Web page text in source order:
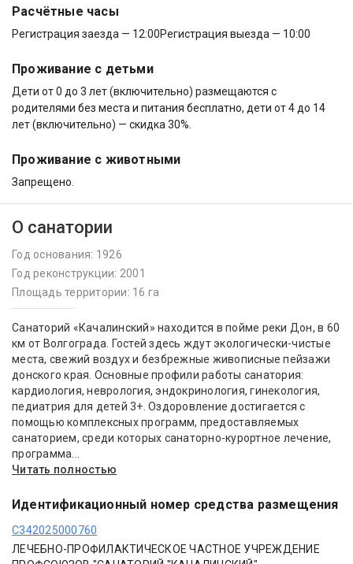
Расчётные часы
Регистрация заезда — 12:00Регистрация выезда — 10:00
Проживание с детьми
Дети от 0 до 3 лет (включительно) размещаются с
родителями без места и питания бесплатно, дети от 4 до 14
лет (включительно) — скидка 30%.
Проживание с животными
Запрещено.
О санатории
Год основания: 1926
Год реконструкции: 2001
Площадь территории: 16 га
Санаторий «Качалинский» находится в пойме реки Дон, в 60
км от Волгограда. Гостей здесь ждут экологически-чистые
места, свежий воздух и безбрежные живописные пейзажи
донского края. Основные профили работы санатория:
кардиология, неврология, эндокринология, гинекология,
педиатрия для детей 3+. Оздоровление достигается с
помощью комплексных программ, предоставляемых
санаторием, среди которых санаторно-курортное лечение,
программа...
Читать полностью
Идентификационный номер средства размещения
С342025000760
ЛЕЧЕБНО-ПРОФИЛАКТИЧЕСКОЕ ЧАСТНОЕ УЧРЕЖДЕНИЕ